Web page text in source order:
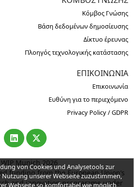
Κόμβος Γνώσης
Βάση δεδομένων δημοσίευσης
Δίκτυο έρευνας
Πλοηγός τεχνολογικής κατάστασης
ΕΠΙΚΟΙΝΩΝΊΑ
Επικοινωνία
Ευθύνη για το περιεχόμενο
Privacy Policy / GDPR
Munich 2026
funding from the European Union’s
and innovation programme under
von Cookies und Analysetools zur
unserer Webseite zuzustimmen,